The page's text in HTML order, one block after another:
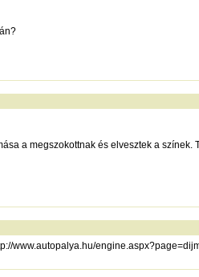
a megszokottnak és elvesztek a
www.autopalya.hu/